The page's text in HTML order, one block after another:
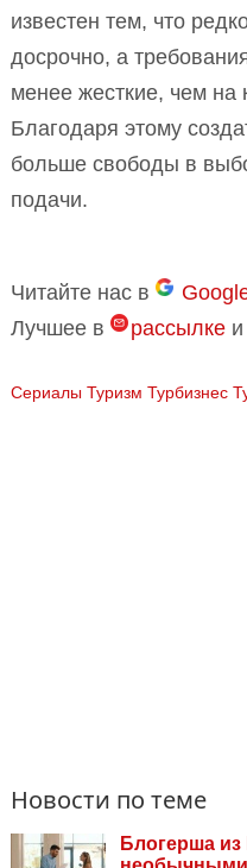
известен тем, что
досрочно, а
менее жесткие, чем на
Благодаря этому
больше свободы в
подачи.
Читайте нас в
Лучшее в
рассылке и
Сериалы Туризм Турбизнес
Новости по теме
Блогерша